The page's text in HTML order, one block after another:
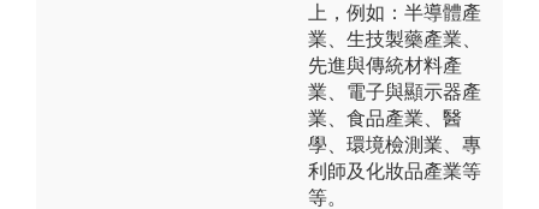
上，例如：半導體產
業、生技製藥產業、
先進與傳統材料產
業、電子與顯示器產
業、食品產業、醫
學、環境檢測業、專
利師及化妝品產業等
等。